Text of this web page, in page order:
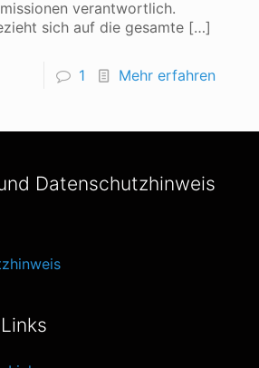
verantwortlich.
sich auf die gesamte […]
1 Mehr erfahren
Datenschutzhinweis